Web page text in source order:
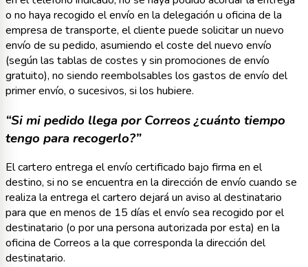
o no haya recogido el envío en la delegación u oficina de la
empresa de transporte, el cliente puede solicitar un nuevo
envío de su pedido, asumiendo el coste del nuevo envío
(según las tablas de costes y sin promociones de envío
gratuito), no siendo reembolsables los gastos de envío del
primer envío, o sucesivos, si los hubiere.
“Si mi pedido llega por Correos ¿cuánto tiempo
tengo para recogerlo?”
El cartero entrega el envío certificado bajo firma en el
destino, si no se encuentra en la dirección de envío cuando se
realiza la entrega el cartero dejará un aviso al destinatario
para que en menos de 15 días el envío sea recogido por el
destinatario (o por una persona autorizada por esta) en la
oficina de Correos a la que corresponda la dirección del
destinatario.